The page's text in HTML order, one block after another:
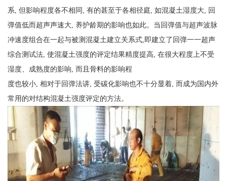
系, 但影响程度各不相同, 有的甚至于各相径庭, 如混凝土湿度大, 回
弹值低而超声声速大, 养护龄期的影响也如此。当回弹值与超声波脉
冲速度组合在一起与被测混凝土建立关系式,即建立了回弹一一超声
综合测试法, 使混凝土强度的评定结果精度提高, 在很大程度上不受
湿度、成熟度的影响, 而且骨料的影响程
度也较小, 相对于回弹法讲, 受碳化影响也不十分显着, 而成为国内外
常用的对结构混凝土强度评定的方法。